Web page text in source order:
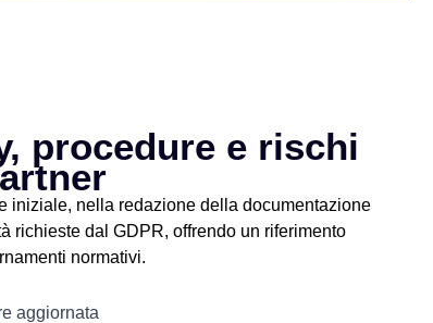
procedure e rischi
iniziale, nella redazione della documentazione
richieste dal GDPR, offrendo un riferimento
normativi.
aggiornata